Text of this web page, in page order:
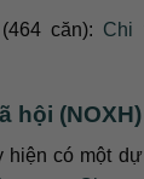
căn): Chi
hội (NOXH)
hiện có một